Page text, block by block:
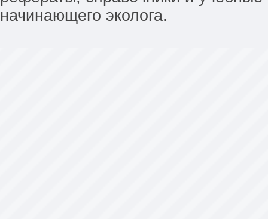
начинающего эколога.